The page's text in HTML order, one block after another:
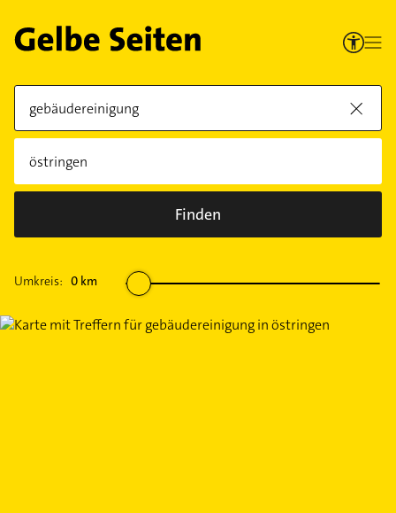
Finden
Umkreis: 0 km